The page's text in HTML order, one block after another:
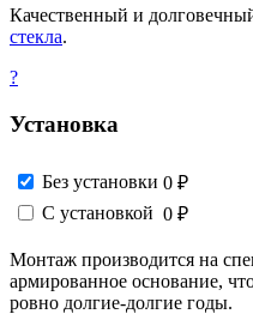
Качественный и
стекла.
?
Установка
Без установки 0 ₽
С установкой 0 ₽
Монтаж производится на
армированное основание,
ровно долгие-долгие годы.